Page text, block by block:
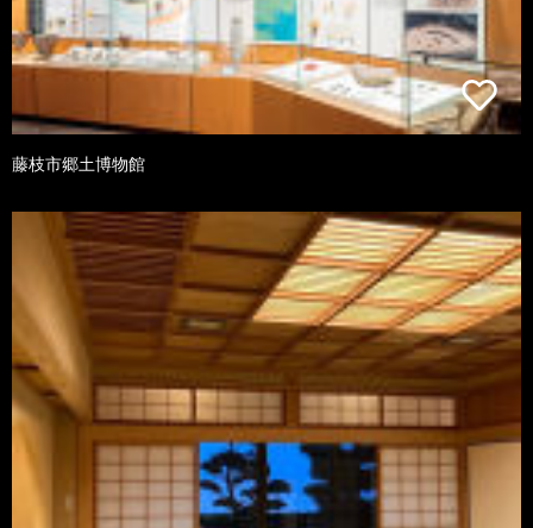
藤枝市郷土博物館